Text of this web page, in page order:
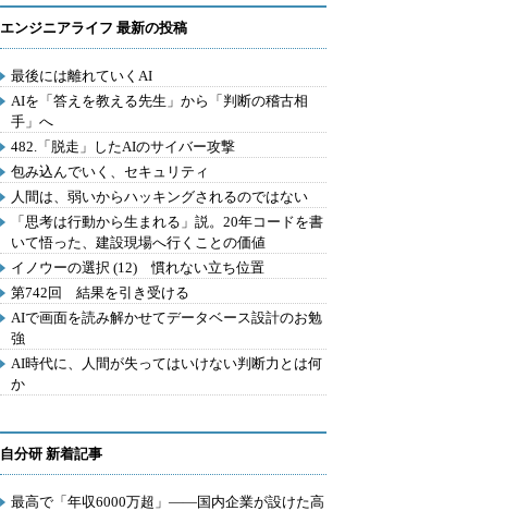
エンジニアライフ 最新の投稿
最後には離れていくAI
AIを「答えを教える先生」から「判断の稽古相
手」へ
482.「脱走」したAIのサイバー攻撃
包み込んでいく、セキュリティ
人間は、弱いからハッキングされるのではない
「思考は行動から生まれる」説。20年コードを書
いて悟った、建設現場へ行くことの価値
イノウーの選択 (12) 慣れない立ち位置
第742回 結果を引き受ける
AIで画面を読み解かせてデータベース設計のお勉
強
AI時代に、人間が失ってはいけない判断力とは何
か
自分研 新着記事
最高で「年収6000万超」――国内企業が設けた高